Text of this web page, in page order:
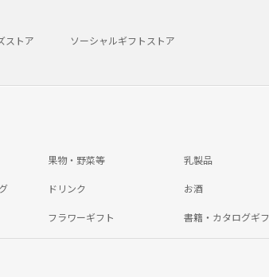
ストア ソーシャルギフトストア
果物・野菜等 乳製品
ドリンク お酒
フラワーギフト 書籍・カタログギ